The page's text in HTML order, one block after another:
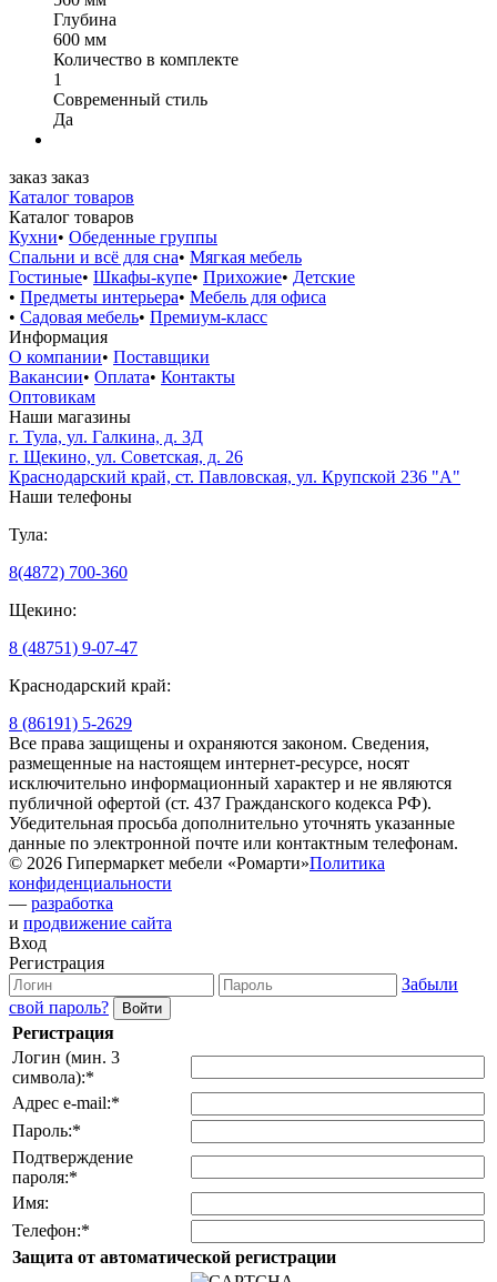
Глубина
600 мм
Количество в комплекте
1
Современный стиль
Да
заказ заказ
Каталог товаров
Каталог товаров
Кухни• Обеденные группы
Спальни и всё для сна• Мягкая мебель
Гостиные• Шкафы-купе• Прихожие• Детские
• Предметы интерьера• Мебель для офиса
• Садовая мебель• Премиум-класс
Информация
О компании• Поставщики
Вакансии• Оплата• Контакты
Оптовикам
Наши магазины
г. Тула, ул. Галкина, д. 3Д
г. Щекино, ул. Советская, д. 26
Краснодарский край, ст. Павловская, ул. Крупской 236 "А"
Наши телефоны
Тула:
8(4872) 700-360
Щекино:
8 (48751) 9-07-47
Краснодарский край:
8 (86191) 5-2629
Все права защищены и охраняются законом. Сведения,
размещенные на настоящем интернет-ресурсе, носят
исключительно информационный характер и не являются
публичной офертой (ст. 437 Гражданского кодекса РФ).
Убедительная просьба дополнительно уточнять указанные
данные по электронной почте или контактным телефонам.
© 2026 Гипермаркет мебели «Ромарти»Политика
конфиденциальности
— разработка
и продвижение сайта
Вход
Регистрация
Забыли
свой пароль?
Регистрация
Логин (мин. 3
символа):*
Адрес e-mail:*
Пароль:*
Подтверждение
пароля:*
Имя:
Телефон:*
Защита от автоматической регистрации